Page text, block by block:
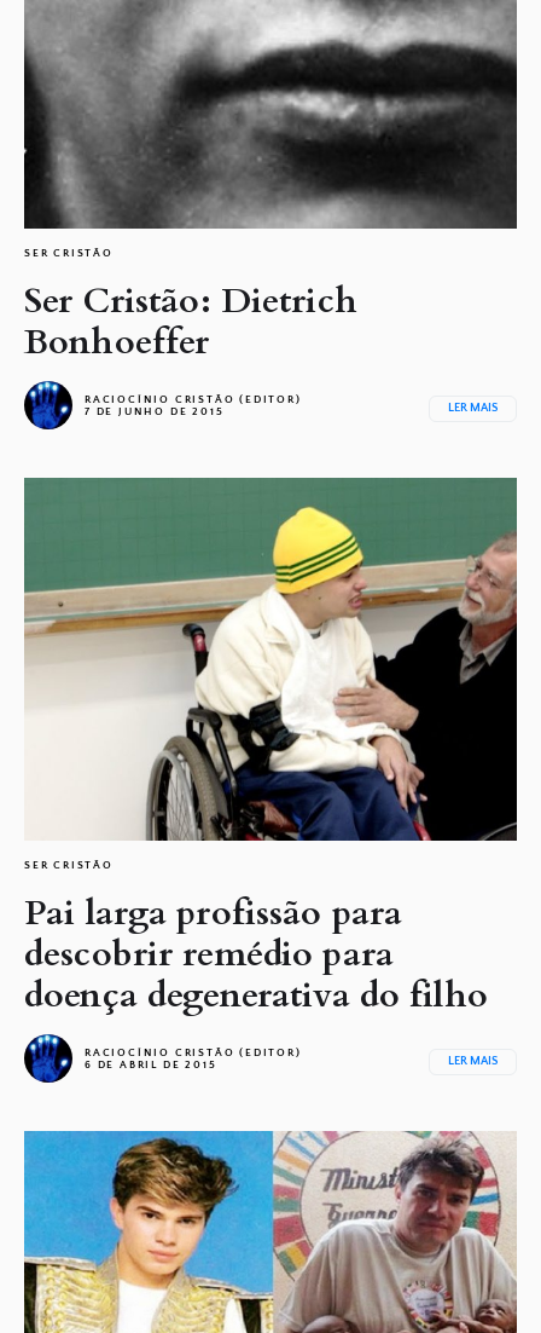
SER CRISTÃO
Ser Cristão: Dietrich
Bonhoeffer
RACIOCÍNIO CRISTÃO (EDITOR)
7 DE JUNHO DE 2015
LER MAIS
SER CRISTÃO
Pai larga profissão para
descobrir remédio para
doença degenerativa do filho
RACIOCÍNIO CRISTÃO (EDITOR)
6 DE ABRIL DE 2015
LER MAIS